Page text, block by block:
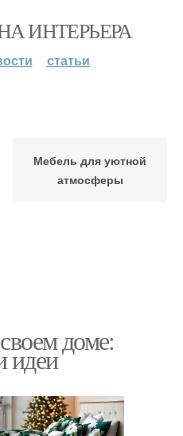
ИНТЕРЬЕРА
статьи
Мебель для уютной
атмосферы
доме:
идеи